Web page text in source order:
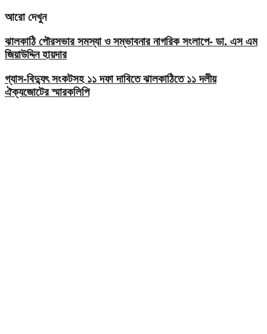
আরো দেখুন
ঝালকাঠি পৌরসভার সমস্যা ও সম্ভাবনার নাগরিক সংলাপে- ডা. এস এম
জিয়াউদ্দিন হায়দার
গ্যাস-বিদ্যুৎ সংকটসহ ১১ দফা দাবিতে ঝালকাঠিতে ১১ দলীয়
ঐক্যজোটের স্মারকলিপি